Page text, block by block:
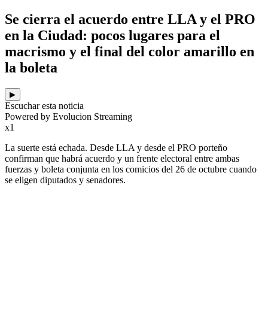
Se cierra el acuerdo entre LLA y el PRO
en la Ciudad: pocos lugares para el
macrismo y el final del color amarillo en
la boleta
▶
Escuchar esta noticia
Powered by Evolucion Streaming
x1
La suerte está echada. Desde LLA y desde el PRO porteño
confirman que habrá acuerdo y un frente electoral entre ambas
fuerzas y boleta conjunta en los comicios del 26 de octubre cuando
se eligen diputados y senadores.